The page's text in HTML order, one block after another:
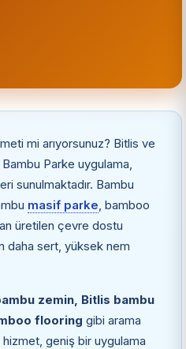
mi arıyorsunuz? Bitlis ve
Parke uygulama,
sunulmaktadır. Bambu
masif parke, bamboo
üretilen çevre dostu
daha sert, yüksek nem
zemin, Bitlis bambu
flooring gibi arama
geniş bir uygulama